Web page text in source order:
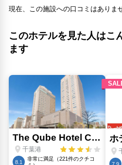
千葉城遺跡(1.47km)
千葉県立美術館(830m)
千葉都市モノレール(950m)
千葉みなと駅(960m)
大覚寺山古墳(50m)
市役所前(630m)
旧神谷伝兵衛稲毛別荘(4.36km)
本千葉(930m)
柏戸病院(1.15km)
青葉の森公園(2.8km)
人気スポット
現在、この施設への口コミはありま
このホテルを見た人はこ
ます